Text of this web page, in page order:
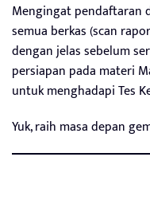
Mengingat pendaftaran
semua berkas (scan
dengan jelas sebelum
persiapan pada materi
untuk menghadapi Tes
Yuk, raih masa depan